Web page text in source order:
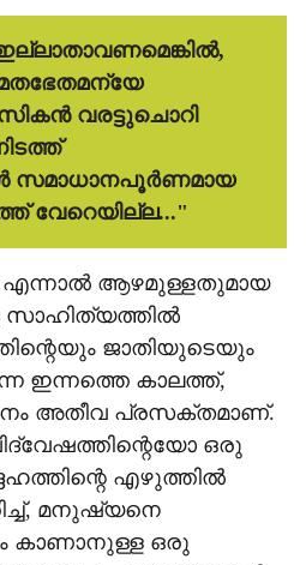
വരട്ടുചൊറി
സമാധാനപൂർണമായ
വേറെയില്ല..."
എന്നാൽ ആഴമുള്ളതുമായ
സാഹിത്യത്തിൽ
ജാതിയുടെയും
ഇന്നത്തെ കാലത്ത്,
അതീവ പ്രസക്തമാണ്.
ഒരു
എഴുത്തിൽ
മനുഷ്യനെ
കാണാനുള്ള ഒരു